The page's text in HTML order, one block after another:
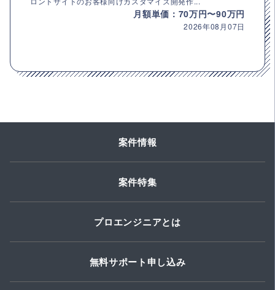
月額単価：70万円〜90万円
2026年08月07日
案件情報
案件特集
プロエンジニアとは
無料サポート申し込み